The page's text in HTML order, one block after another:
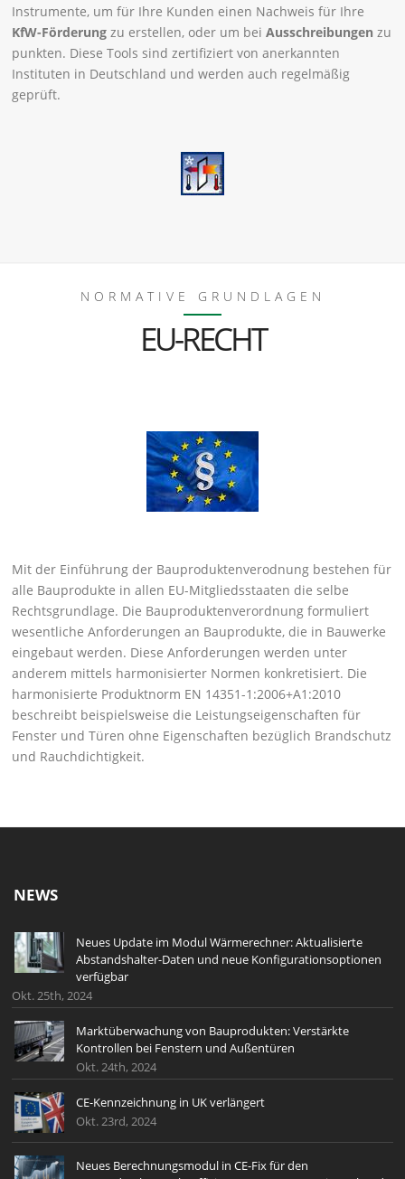
Instrumente, um für Ihre Kunden einen Nachweis für Ihre
KfW-Förderung zu erstellen, oder um beiAusschreibungen zu
punkten. Diese Tools sind zertifiziert von anerkannten
Instituten in Deutschland und werden auch regelmäßig
geprüft.
NORMATIVE GRUNDLAGEN
EU-RECHT
Mit der Einführung der Bauproduktenverodnung bestehen für
alle Bauprodukte in allen EU-Mitgliedsstaaten die selbe
Rechtsgrundlage. Die Bauproduktenverordnung formuliert
wesentliche Anforderungen an Bauprodukte, die in Bauwerke
eingebaut werden. Diese Anforderungen werden unter
anderem mittels harmonisierter Normen konkretisiert. Die
harmonisierte Produktnorm EN 14351-1:2006+A1:2010
beschreibt beispielsweise die Leistungseigenschaften für
Fenster und Türen ohne Eigenschaften bezüglich Brandschutz
und Rauchdichtigkeit.
NEWS
Neues Update im Modul Wärmerechner: Aktualisierte
Abstandshalter-Daten und neue Konfigurationsoptionen
verfügbar
Okt. 25th, 2024
Marktüberwachung von Bauprodukten: Verstärkte
Kontrollen bei Fenstern und Außentüren
Okt. 24th, 2024
CE-Kennzeichnung in UK verlängert
Okt. 23rd, 2024
Neues Berechnungsmodul in CE-Fix für den